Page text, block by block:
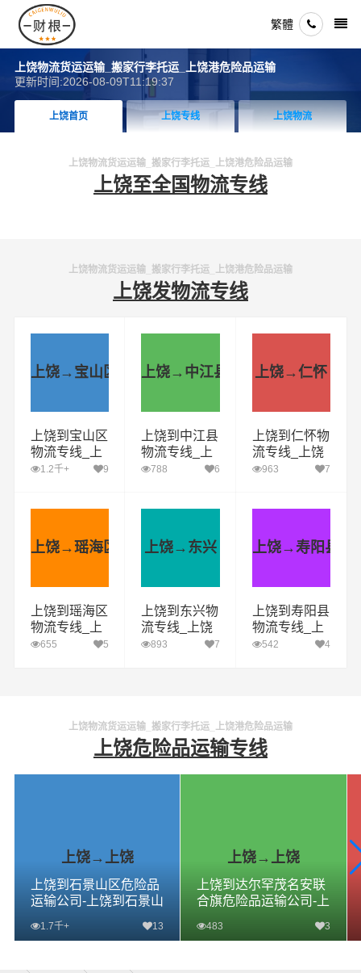
繁體
上饶物流货运运输_搬家行李托运_上饶港危险品运输
更新时间:2026-08-09T11:19:37
上饶首页 上饶专线 上饶物流
上饶物流货运运输_搬家行李托运_上饶港危险品运输
上饶至全国物流专线
上饶物流货运运输_搬家行李托运_上饶港危险品运输
上饶发物流专线
上饶→宝山区
上饶到宝山区
物流专线_上
饶到宝山区货
1.2千+ 9
上饶→中江县
上饶到中江县
物流专线_上
饶到中江县货
788 6
上饶→仁怀
上饶到仁怀物
流专线_上饶
到仁怀货运公
963 7
上饶→瑶海区
上饶到瑶海区
物流专线_上
饶到瑶海区货
655 5
上饶→东兴
上饶到东兴物
流专线_上饶
到东兴货运公
893 7
上饶→寿阳县
上饶到寿阳县
物流专线_上
饶到寿阳县货
542 4
上饶物流货运运输_搬家行李托运_上饶港危险品运输
上饶危险品运输专线
上饶→上饶
上饶到石景山区危险品
运输公司-上饶到石景山
到石景山区危险品专线
1.7千+ 13
上饶→上饶
上饶到达尔罕茂名安联
合旗危险品运输公司-上
旗危险品物流公司-上饶
483 3